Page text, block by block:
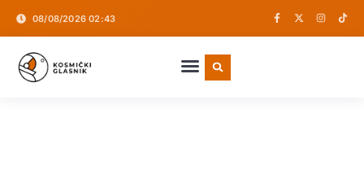
08/08/2026 02:43